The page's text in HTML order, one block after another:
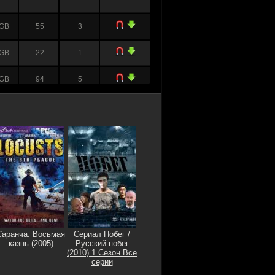
55 3
22 1
94 5
MB 7 0
14 1
33 1
GB 5 0
Восьмая
казнь (2005)
Сериал Побег /
Русский побег
(2010) 1 Сезон Все
серии